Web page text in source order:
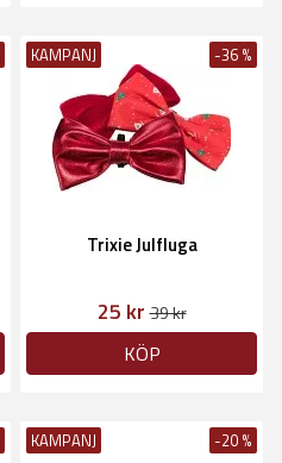
KAMPANJ -36 %
Trixie Julfluga
25 kr39 kr
KÖP
KAMPANJ -20 %